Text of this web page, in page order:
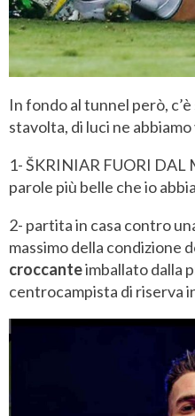
In fondo al tunnel però,
stavolta, di luci ne
1- ŠKRINIAR FUORI DAL
parole più belle che io
2- partita in casa contro
massimo della condizione
croccanteimballato dalla
centrocampista di riserva